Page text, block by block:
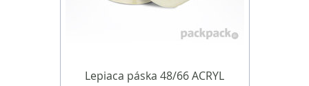
Lepiaca páska 48/66 ACRYL